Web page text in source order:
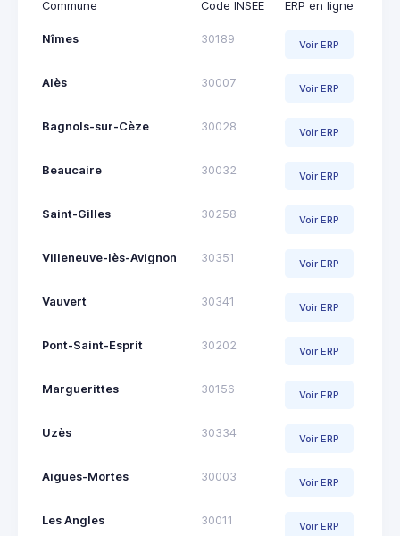
Commune Code INSEE ERP en ligne
Nîmes 30189 Voir ERP
Alès 30007 Voir ERP
Bagnols-sur-Cèze 30028 Voir ERP
Beaucaire 30032 Voir ERP
Saint-Gilles 30258 Voir ERP
Villeneuve-lès-Avignon 30351 Voir ERP
Vauvert 30341 Voir ERP
Pont-Saint-Esprit 30202 Voir ERP
Marguerittes 30156 Voir ERP
Uzès 30334 Voir ERP
Aigues-Mortes 30003 Voir ERP
Les Angles 30011 Voir ERP